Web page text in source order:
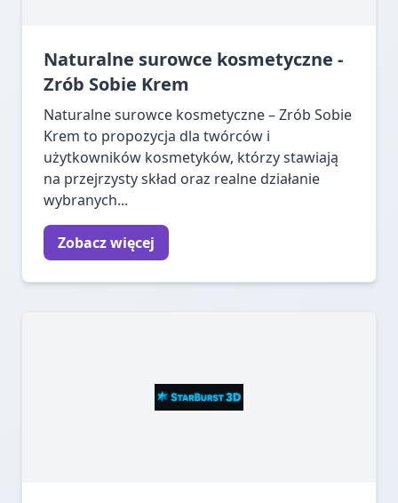
Naturalne surowce kosmetyczne -
Zrób Sobie Krem
Naturalne surowce kosmetyczne – Zrób Sobie
Krem to propozycja dla twórców i
użytkowników kosmetyków, którzy stawiają
na przejrzysty skład oraz realne działanie
wybranych...
Zobacz więcej